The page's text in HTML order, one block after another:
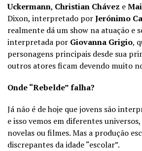
Uckermann, Christian Chávez e
Dixon, interpretado porJerónimo
realmente dá um show na atuação e
interpretada por Giovanna Grigio,
personagens principais desde sua
outros atores ficam devendo muito
Onde “Rebelde” falha?
Já não é de hoje que jovens são
e isso vemos em diferentes universos,
novelas ou filmes. Mas a produção
discrepantes da idade “escolar”.